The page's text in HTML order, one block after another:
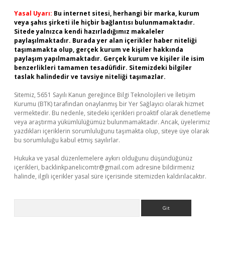
Yasal Uyarı: Bu internet sitesi, herhangi bir marka, kurum
veya şahıs şirketi ile hiçbir bağlantısı bulunmamaktadır.
Sitede yalnızca kendi hazırladığımız makaleler
paylaşılmaktadır. Burada yer alan içerikler haber niteliği
taşımamakta olup, gerçek kurum ve kişiler hakkında
paylaşım yapılmamaktadır. Gerçek kurum ve kişiler ile isim
benzerlikleri tamamen tesadüfidir. Sitemizdeki bilgiler
taslak halindedir ve tavsiye niteliği taşımazlar.
Sitemiz, 5651 Sayılı Kanun gereğince Bilgi Teknolojileri ve İletişim
Kurumu (BTK) tarafından onaylanmış bir Yer Sağlayıcı olarak hizmet
vermektedir. Bu nedenle, sitedeki içerikleri proaktif olarak denetleme
veya araştırma yükümlülüğümüz bulunmamaktadır. Ancak, üyelerimiz
yazdıkları içeriklerin sorumluluğunu taşımakta olup, siteye üye olarak
bu sorumluluğu kabul etmiş sayılırlar.
Hukuka ve yasal düzenlemelere aykırı olduğunu düşündüğünüz
içerikleri, backlinkpanelicomtr@gmail.com adresine bildirmeniz
halinde, ilgili içerikler yasal süre içerisinde sitemizden kaldırılacaktır.